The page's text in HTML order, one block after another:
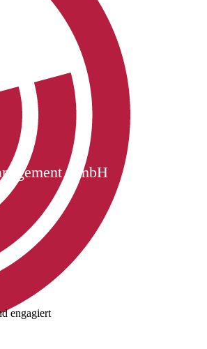
GmbH
engagiert